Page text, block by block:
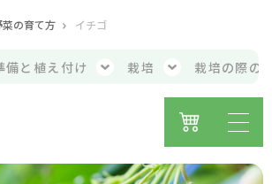
菜の育て方 イチゴ
備と 植え付け 栽培 栽培の際の